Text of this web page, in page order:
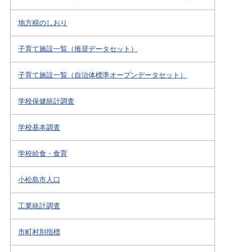
地方税のしおり
子育て施設一覧（推奨データセット）
子育て施設一覧（自治体標準オープンデータセット）
学校保健統計調査
学校基本調査
学校給食・食育
小松島市人口
工業統計調査
市町村別指標